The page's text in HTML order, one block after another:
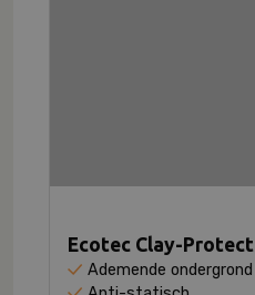
Ecotec Clay-Protect
Ademende ondergrond